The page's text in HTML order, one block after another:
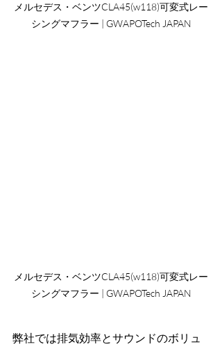
メルセデス・ベンツCLA45(w118)可変式レー
シングマフラー | GWAPOTech JAPAN
メルセデス・ベンツCLA45(w118)可変式レー
シングマフラー | GWAPOTech JAPAN
弊社では排気効率とサウンドのボリュ